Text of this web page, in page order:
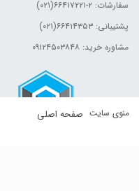
صفحه اصلی منوی سایت
سفارشات: ۲-۶۶۴۱۷۲۲۱(۰۲۱)
پشتیبانی: ۶۶۴۱۴۳۵۳(۰۲۱)
مشاوره خرید: ۰۹۱۲۴۵۰۳۸۴۸